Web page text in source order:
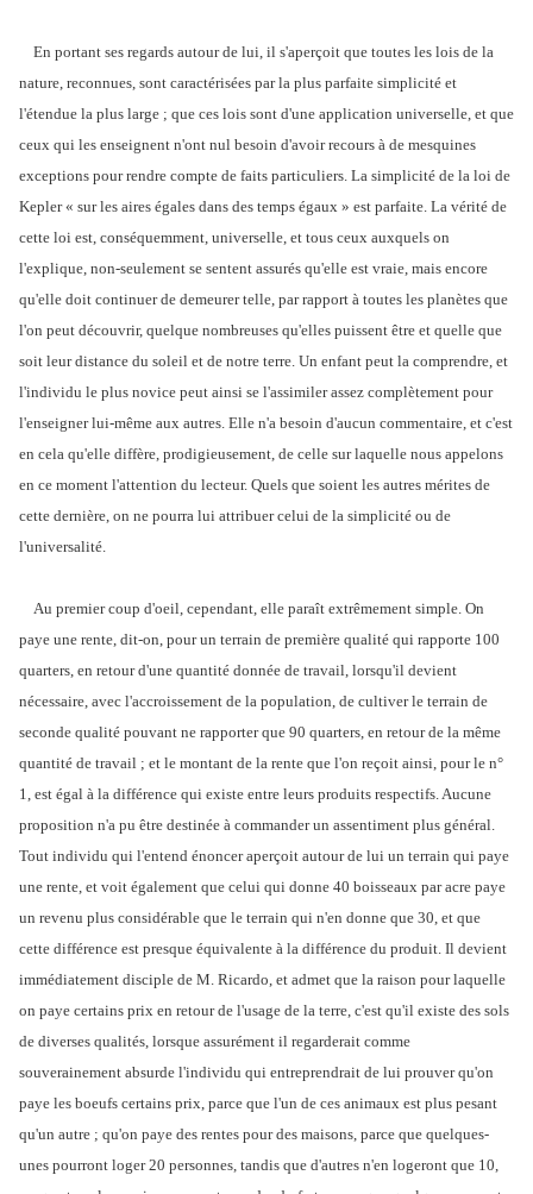
En portant ses regards autour de lui, il s'aperçoit que toutes les lois de la
nature, reconnues, sont caractérisées par la plus parfaite simplicité et
l'étendue la plus large ; que ces lois sont d'une application universelle, et que
ceux qui les enseignent n'ont nul besoin d'avoir recours à de mesquines
exceptions pour rendre compte de faits particuliers. La simplicité de la loi de
Kepler « sur les aires égales dans des temps égaux » est parfaite. La vérité de
cette loi est, conséquemment, universelle, et tous ceux auxquels on
l'explique, non-seulement se sentent assurés qu'elle est vraie, mais encore
qu'elle doit continuer de demeurer telle, par rapport à toutes les planètes que
l'on peut découvrir, quelque nombreuses qu'elles puissent être et quelle que
soit leur distance du soleil et de notre terre. Un enfant peut la comprendre, et
l'individu le plus novice peut ainsi se l'assimiler assez complètement pour
l'enseigner lui-même aux autres. Elle n'a besoin d'aucun commentaire, et c'est
en cela qu'elle diffère, prodigieusement, de celle sur laquelle nous appelons
en ce moment l'attention du lecteur. Quels que soient les autres mérites de
cette dernière, on ne pourra lui attribuer celui de la simplicité ou de
l'universalité.
Au premier coup d'oeil, cependant, elle paraît extrêmement simple. On
paye une rente, dit-on, pour un terrain de première qualité qui rapporte 100
quarters, en retour d'une quantité donnée de travail, lorsqu'il devient
nécessaire, avec l'accroissement de la population, de cultiver le terrain de
seconde qualité pouvant ne rapporter que 90 quarters, en retour de la même
quantité de travail ; et le montant de la rente que l'on reçoit ainsi, pour le n°
1, est égal à la différence qui existe entre leurs produits respectifs. Aucune
proposition n'a pu être destinée à commander un assentiment plus général.
Tout individu qui l'entend énoncer aperçoit autour de lui un terrain qui paye
une rente, et voit également que celui qui donne 40 boisseaux par acre paye
un revenu plus considérable que le terrain qui n'en donne que 30, et que
cette différence est presque équivalente à la différence du produit. Il devient
immédiatement disciple de M. Ricardo, et admet que la raison pour laquelle
on paye certains prix en retour de l'usage de la terre, c'est qu'il existe des sols
de diverses qualités, lorsque assurément il regarderait comme
souverainement absurde l'individu qui entreprendrait de lui prouver qu'on
paye les boeufs certains prix, parce que l'un de ces animaux est plus pesant
qu'un autre ; qu'on paye des rentes pour des maisons, parce que quelques-
unes pourront loger 20 personnes, tandis que d'autres n'en logeront que 10,